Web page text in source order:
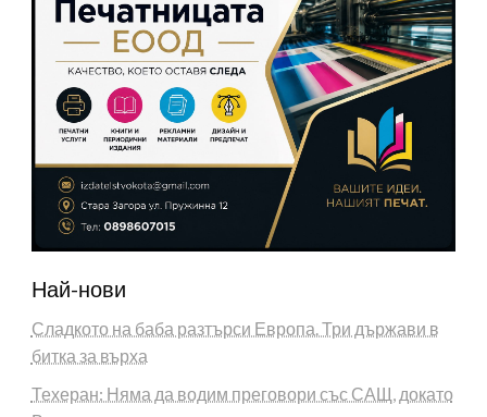
Най-нови
Сладкото на баба разтърси Европа. Три държави в
битка за върха
Техеран: Няма да водим преговори със САЩ, докато